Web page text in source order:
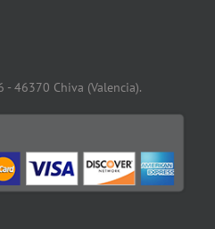
- 46370 Chiva (Valencia).